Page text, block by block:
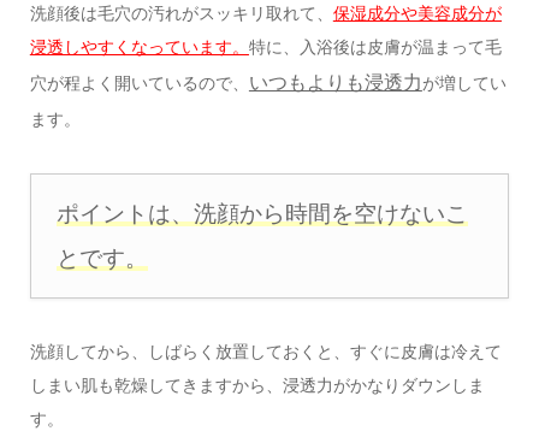
洗顔後は毛穴の汚れがスッキリ取れて、 保湿成分や美容成分が
浸透しやすくなっています。 特に、入浴後は皮膚が温まって毛
穴が程よく開いているので、 いつもよりも浸透力が増してい
ます。
ポイントは、洗顔から時間を空けないこ
とです。
洗顔してから、しばらく放置しておくと、すぐに皮膚は冷えて
しまい肌も乾燥してきますから、浸透力がかなりダウンしま
す。